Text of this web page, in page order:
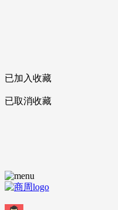
已加入收藏
已取消收藏